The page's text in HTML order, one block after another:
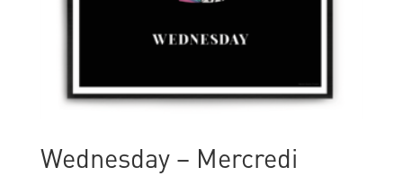
Wednesday – Mercredi